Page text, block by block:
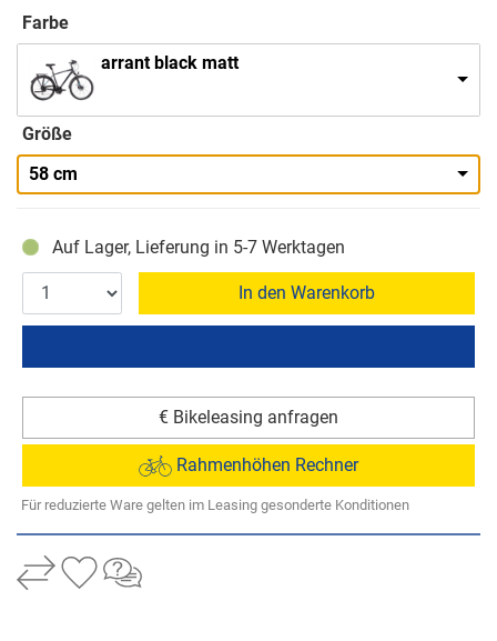
Farbe
arrant black matt
Größe
58 cm
Auf Lager, Lieferung in 5-7 Werktagen
In den Warenkorb
€ Bikeleasing anfragen
Rahmenhöhen Rechner
Für reduzierte Ware gelten im Leasing gesonderte Konditionen